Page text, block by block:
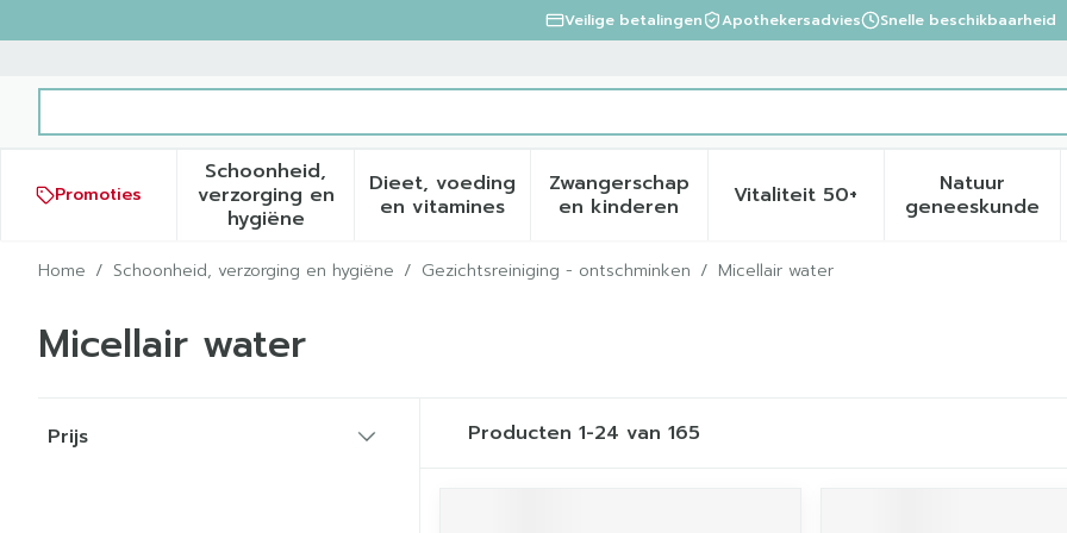
Veilige betalingen Apothekersadvies Snelle beschikbaarheid
Promoties
Schoonheid,
verzorging en
hygiëneToon submenu voor Schoonheid, verzorging en hygiëne categorie
Dieet, voeding
en vitamines
Toon submenu voor Dieet, voeding en vitamines categorie
Zwangerschap
en kinderenToon submenu voor Zwangerschap en
Vitaliteit 50+Toon submenu voor
Natuur
geneeskunde
Toon
Home / Schoonheid, verzorging en hygiëne / Gezichtsreiniging - ontschminken / Micellair water
Micellair water
Prijs
Producten 1-24 van 165